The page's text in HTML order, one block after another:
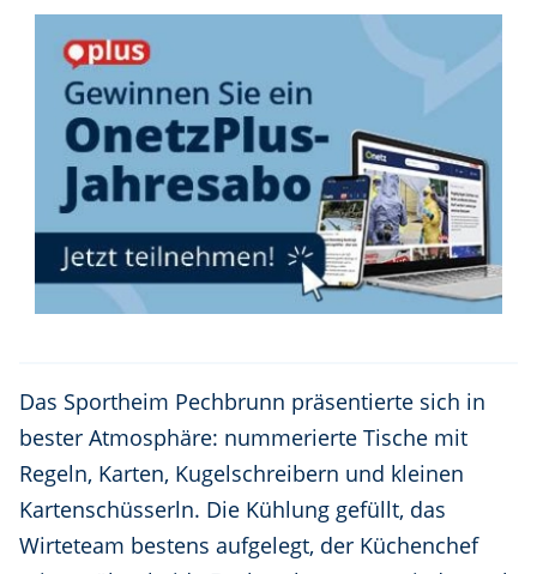
Das Sportheim Pechbrunn präsentierte sich in
bester Atmosphäre: nummerierte Tische mit
Regeln, Karten, Kugelschreibern und kleinen
Kartenschüsserln. Die Kühlung gefüllt, das
Wirteteam bestens aufgelegt, der Küchenchef